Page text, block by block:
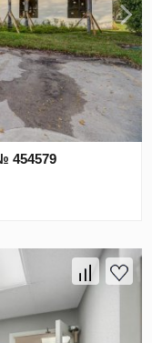
454579